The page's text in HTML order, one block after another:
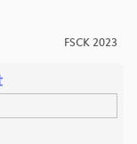
FSCK 2023